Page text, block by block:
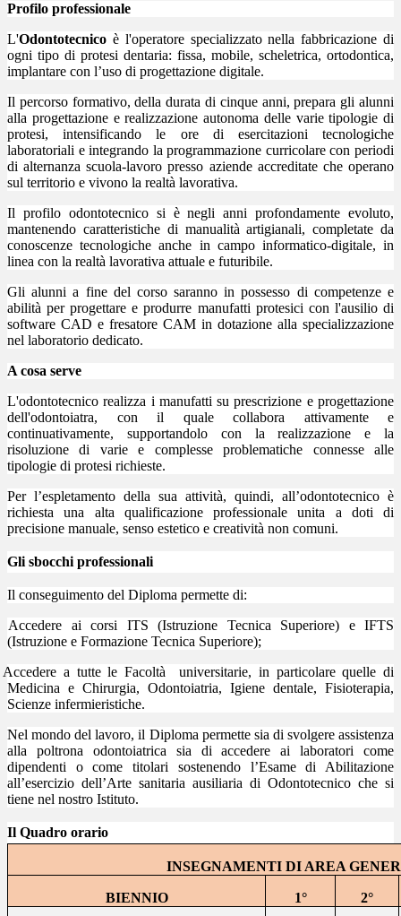
Profilo professionale
L'Odontotecnico è l'operatore specializzato nella fabbricazione di
ogni tipo di protesi dentaria: fissa, mobile, scheletrica, ortodontica,
implantare con l’uso di progettazione digitale.
Il percorso formativo, della durata di cinque anni, prepara gli alunni
alla progettazione e realizzazione autonoma delle varie tipologie di
protesi, intensificando le ore di esercitazioni tecnologiche
laboratoriali e integrando la programmazione curricolare con periodi
di alternanza scuola-lavoro presso aziende accreditate che operano
sul territorio e vivono la realtà lavorativa.
Il profilo odontotecnico si è negli anni profondamente evoluto,
mantenendo caratteristiche di manualità artigianali, completate da
conoscenze tecnologiche anche in campo informatico-digitale, in
linea con la realtà lavorativa attuale e futuribile.
Gli alunni a fine del corso saranno in possesso di competenze e
abilità per progettare e produrre manufatti protesici con l'ausilio di
software CAD e fresatore CAM in dotazione alla specializzazione
nel laboratorio dedicato.
A cosa serve
L'odontotecnico realizza i manufatti su prescrizione e progettazione
dell'odontoiatra, con il quale collabora attivamente e
continuativamente, supportandolo con la realizzazione e la
risoluzione di varie e complesse problematiche connesse alle
tipologie di protesi richieste.
Per l’espletamento della sua attività, quindi, all’odontotecnico è
richiesta una alta qualificazione professionale unita a doti di
precisione manuale, senso estetico e creatività non comuni.
Gli sbocchi professionali
Il conseguimento del Diploma permette di:
Accedere ai corsi ITS (Istruzione Tecnica Superiore) e IFTS
(Istruzione e Formazione Tecnica Superiore);
Accedere a tutte le Facoltà universitarie, in particolare quelle di
Medicina e Chirurgia, Odontoiatria, Igiene dentale, Fisioterapia,
Scienze infermieristiche.
Nel mondo del lavoro, il Diploma permette sia di svolgere assistenza
alla poltrona odontoiatrica sia di accedere ai laboratori come
dipendenti o come titolari sostenendo l’Esame di Abilitazione
all’esercizio dell’Arte sanitaria ausiliaria di Odontotecnico che si
tiene nel nostro Istituto.
Il Quadro orario
INSEGNAMENTI DI AREA
BIENNIO 1° 2°